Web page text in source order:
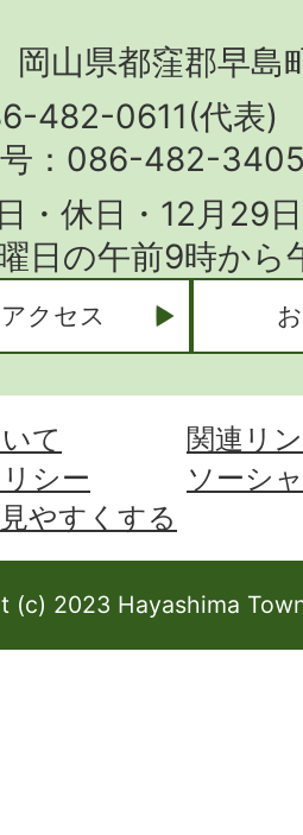
山県都窪郡早島
482-0611(代表)
：086-482-
・休日・12月29
日の午前9時か
アクセス
て
関連リ
シー
ソーシ
やすくする
(c) 2023 Hayashima